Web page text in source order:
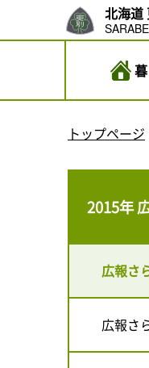
北海道
トップページ
2015年
広報さ
広報さ